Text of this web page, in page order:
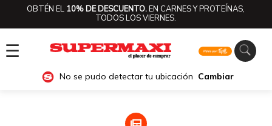
OBTÉN EL 10% DE DESCUENTO.EN CARNES Y PROTEÍNAS,
TODOS LOS VIERNES.
☰
No se pudo detectar tu ubicación Cambiar